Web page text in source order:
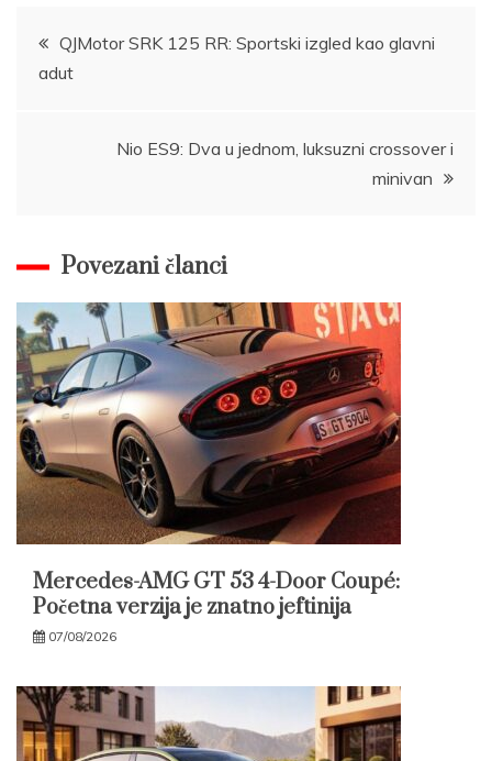
Post
navigation
QJMotor SRK 125 RR: Sportski izgled kao glavni
adut
Nio ES9: Dva u jednom, luksuzni crossover i
minivan
Povezani članci
Mercedes-AMG GT 53 4-Door Coupé:
Početna verzija je znatno jeftinija
07/08/2026